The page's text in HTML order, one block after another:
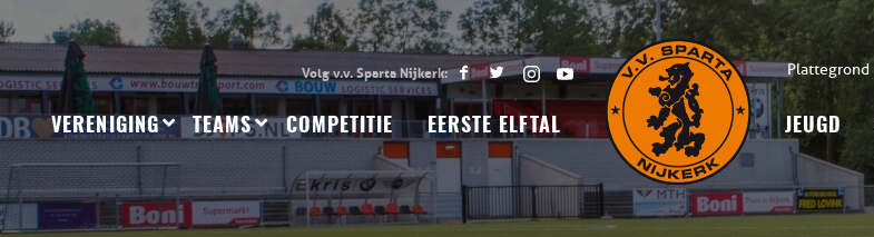
Plattegrond
VERENIGING TEAMS COMPETITIE EERSTE ELFTAL JEUGD